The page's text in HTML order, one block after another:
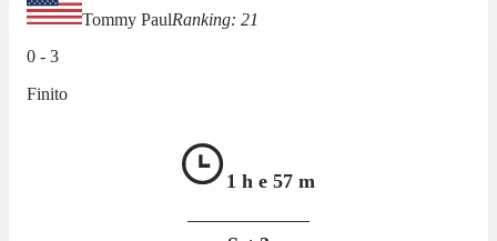
Tommy PaulRanking: 21
0 - 3
Finito
1 h e 57 m